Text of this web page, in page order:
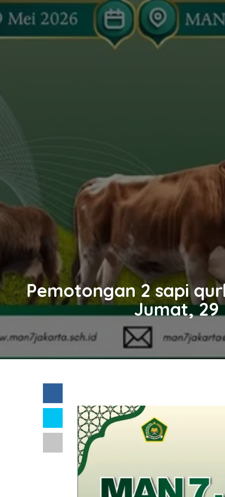
Pemotongan 2 sapi
Jumat, 29